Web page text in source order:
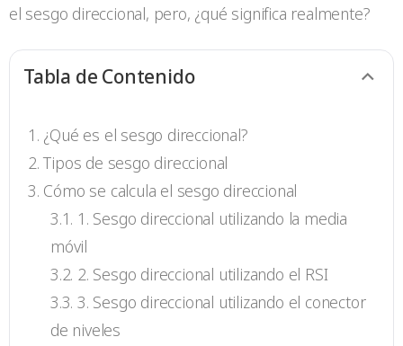
el sesgo direccional, pero, ¿qué significa realmente?
Tabla de Contenido
¿Qué es el sesgo direccional?
Tipos de sesgo direccional
Cómo se calcula el sesgo direccional
1. Sesgo direccional utilizando la media
móvil
2. Sesgo direccional utilizando el RSI
3. Sesgo direccional utilizando el conector
de niveles